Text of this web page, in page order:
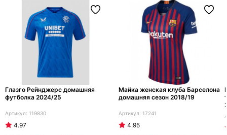
Глазго Рейнджерс домашняя
футболка 2024/25
119830
4.97
Майка женская клуба Барселона
домашняя сезон 2018/19
17241
4.95